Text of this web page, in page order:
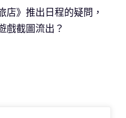
店》推出日程的疑問，
戲截圖流出？